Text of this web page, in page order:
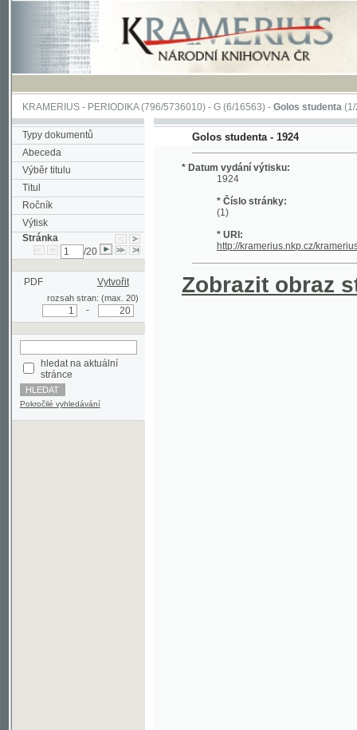
KRAMERIUS-PERIODIKA(796/5736010) -G(6/16563) -Golos studenta(1/20)
Typy dokumentů
Abeceda
Výběr titulu
Titul
Ročník
Výtisk
Stránka
PDF Vytvořit
rozsah stran: (max. 20)
stránce
Pokročilé vyhledávání
Golos studenta - 1924
* Datum vydání výtisku:
1924
* Číslo stránky:
* URI:
Zobrazit obraz